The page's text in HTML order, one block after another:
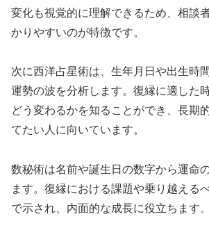
変化も視覚的に理解できるため、相談
かりやすいのが特徴です。
次に西洋占星術は、生年月日や出生時
運勢の波を分析します。復縁に適した
どう変わるかを知ることができ、長期
てたい人に向いています。
数秘術は名前や誕生日の数字から運命
ます。復縁における課題や乗り越える
で示され、内面的な成長に役立ちます。